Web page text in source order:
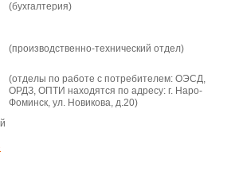
(бухгалтерия)
(производственно-технический отдел)
(отделы по работе с потребителем: ОЭСД,
ОРДЗ, ОПТИ находятся по адресу: г. Наро-
Фоминск, ул. Новикова, д.20)